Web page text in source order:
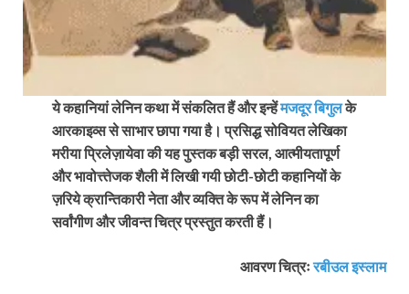
ये कहानियां लेनिन कथा में संकलित हैं और इन्हेंमजदूर बिगुलके
आरकाइव्स से साभार छापा गया है। प्रसिद्ध सोवियत लेखिका
मरीया प्रिलेज़ायेवा की यह पुस्तक बड़ी सरल, आत्मीयतापूर्ण
और भावोत्त्तेजक शैली में लिखी गयी छोटी-छोटी कहानियों के
ज़रिये क्रान्तिकारी नेता और व्यक्ति के रूप में लेनिन का
सर्वांगीण और जीवन्त चित्र प्रस्तुत करती हैं।
आवरण चित्रःरबीउल इस्लाम